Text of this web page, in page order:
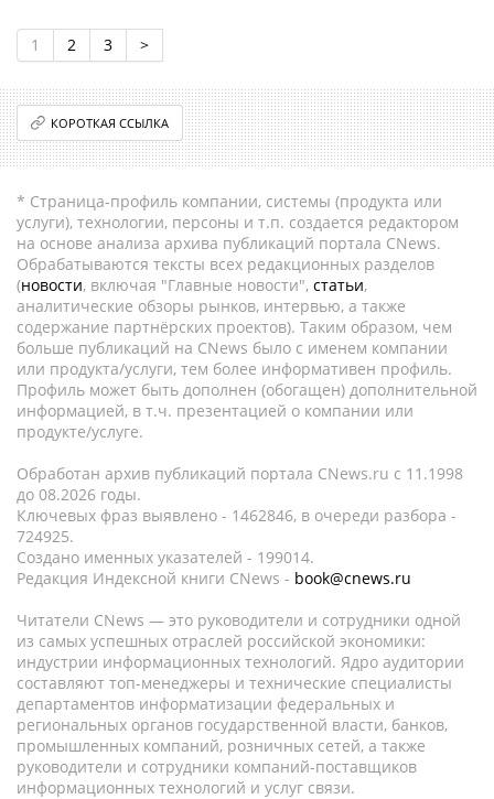
1 2 3 >
КОРОТКАЯ ССЫЛКА
* Страница-профиль компании, системы (продукта или
услуги), технологии, персоны и т.п. создается редактором
на основе анализа архива публикаций портала CNews.
Обрабатываются тексты всех редакционных разделов
(новости, включая "Главные новости", статьи,
аналитические обзоры рынков, интервью, а также
содержание партнёрских проектов). Таким образом, чем
больше публикаций на CNews было с именем компании
или продукта/услуги, тем более информативен профиль.
Профиль может быть дополнен (обогащен) дополнительной
информацией, в т.ч. презентацией о компании или
продукте/услуге.
Обработан архив публикаций портала CNews.ru c 11.1998
до 08.2026 годы.
Ключевых фраз выявлено - 1462846, в очереди разбора -
724925.
Создано именных указателей - 199014.
Редакция Индексной книги CNews - book@cnews.ru
Читатели CNews — это руководители и сотрудники одной
из самых успешных отраслей российской экономики:
индустрии информационных технологий. Ядро аудитории
составляют топ-менеджеры и технические специалисты
департаментов информатизации федеральных и
региональных органов государственной власти, банков,
промышленных компаний, розничных сетей, а также
руководители и сотрудники компаний-поставщиков
информационных технологий и услуг связи.